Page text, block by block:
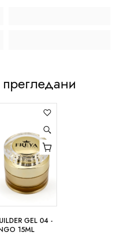
15 ml
GEL 04 -
15ML